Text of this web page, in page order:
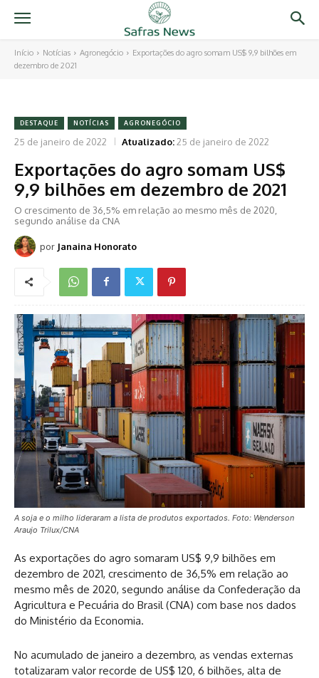
Início Notícias Agronegócio
Exportações do agro somam US$ 9,9 bilhões em
dezembro de 2021
DESTAQUE NOTÍCIAS AGRONEGÓCIO
25 de janeiro de 2022 Atualizado:25 de janeiro de 2022
Exportações do agro somam US$
9,9 bilhões em dezembro de 2021
O crescimento de 36,5% em relação ao mesmo mês de 2020,
segundo análise da CNA
por Janaina Honorato
A soja e o milho lideraram a lista de produtos exportados. Foto: Wenderson
Araujo Trilux/CNA
As exportações do agro somaram US$ 9,9 bilhões em
dezembro de 2021, crescimento de 36,5% em relação ao
mesmo mês de 2020, segundo análise da Confederação da
Agricultura e Pecuária do Brasil (CNA) com base nos dados
do Ministério da Economia.
No acumulado de janeiro a dezembro, as vendas externas
totalizaram valor recorde de US$ 120, 6 bilhões, alta de